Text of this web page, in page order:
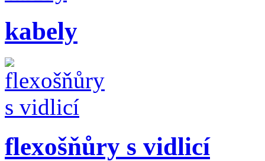
kabely
flexošňůry s vidlicí